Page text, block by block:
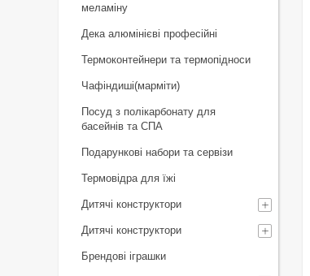
меламіну
Дека алюмінієві професійні
Термоконтейнери та термопідноси
Чафіндиші(марміти)
Посуд з полікарбонату для
басейнів та СПА
Подарункові набори та сервізи
Термовідра для їжі
Дитячі конструктори
Дитячі конструктори
Брендові іграшки